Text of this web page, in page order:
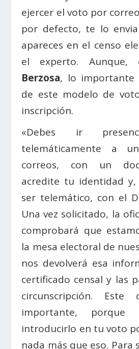
ejercer el voto por
por defecto, te lo
apareces en el censo
el experto. Aunque,
Berzosa, lo importante
de este modelo de
inscripción.
«Debes ir
telemáticamente a
correos, con un
acredite tu identidad
ser telemático, con el
Una vez solicitado, la
comprobará que
la mesa electoral de
nos devolverá esa
certificado censal y las
circunscripción. Este
importante, porque
introducirlo en tu voto
nada más que eso. Para